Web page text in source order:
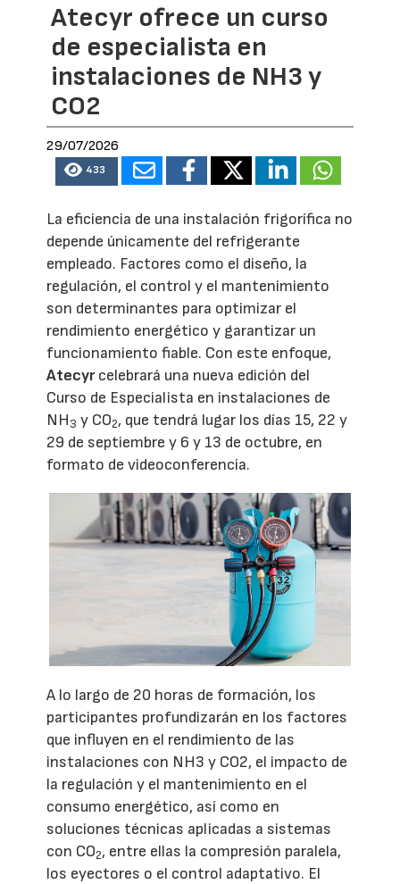
Atecyr ofrece un curso
de especialista en
instalaciones de NH3 y
CO2
29/07/2026
433
La eficiencia de una instalación frigorífica no
depende únicamente del refrigerante
empleado. Factores como el diseño, la
regulación, el control y el mantenimiento
son determinantes para optimizar el
rendimiento energético y garantizar un
funcionamiento fiable. Con este enfoque,
Atecyrcelebrará una nueva edición del
Curso de Especialista en instalaciones de
NH3 y CO2, que tendrá lugar los días 15, 22 y
29 de septiembre y 6 y 13 de octubre, en
formato de videoconferencia.
A lo largo de 20 horas de formación, los
participantes profundizarán en los factores
que influyen en el rendimiento de las
instalaciones con NH3 y CO2, el impacto de
la regulación y el mantenimiento en el
consumo energético, así como en
soluciones técnicas aplicadas a sistemas
con CO2, entre ellas la compresión paralela,
los eyectores o el control adaptativo. El